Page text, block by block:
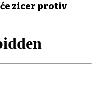
zicer protiv